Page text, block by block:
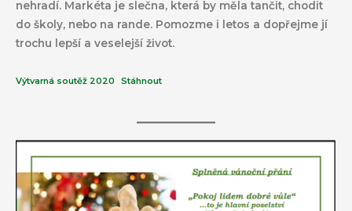
nehradí. Markéta je slečna, která by měla tančit, chodit
do školy, nebo na rande. Pomozme i letos a dopřejme jí
trochu lepší a veselejší život.
Výtvarná soutěž 2020 Stáhnout